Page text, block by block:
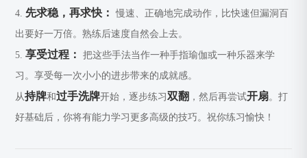
4. 先求稳，再求快： 慢速、正确地完成动作，比快速但漏洞百
出要好一万倍。熟练后速度自然会上去。
5.享受过程：
把这些手法当作一种手指瑜伽或一种乐器来学
习。享受每一次小小的进步带来的成就感。
从持牌和过手洗牌开始，逐步练习双翻 ，然后再尝试开扇。打
好基础后，你将有能力学习更多高级的技巧。祝你练习愉快！